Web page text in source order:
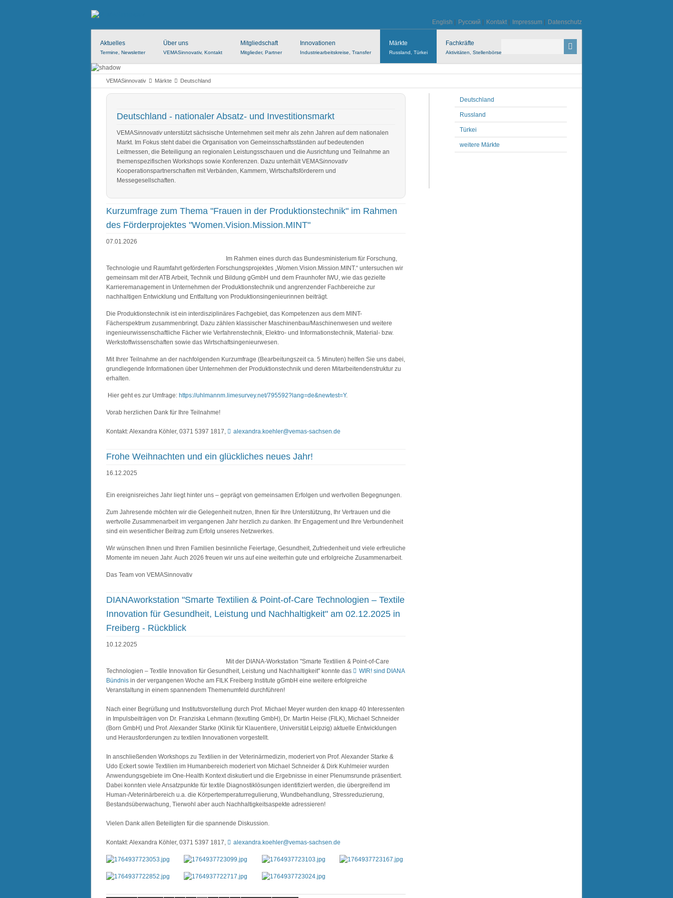
English Русский Kontakt Impressum Datenschutz
Aktuelles
Termine, Newsletter
Über uns
VEMASinnovativ, Kontakt
Mitgliedschaft
Mitglieder, Partner
Innovationen
Industriearbeitskreise, Transfer
Märkte
Russland, Türkei
Fachkräfte
Aktivitäten, Stellenbörse
VEMASinnovativ Märkte Deutschland
Deutschland - nationaler Absatz- und Investitionsmarkt
VEMASinnovativunterstützt sächsische Unternehmen seit mehr als zehn Jahren auf dem nationalen
Markt. Im Fokus steht dabei die Organisation von Gemeinsschaftsständen auf bedeutenden
Leitmessen, die Beteiligung an regionalen Leistungsschauen und die Ausrichtung und Teilnahme an
themenspezifischen Workshops sowie Konferenzen. Dazu unterhält VEMASinnovativ
Kooperationspartnerschaften mit Verbänden, Kammern, Wirtschaftsförderern und
Messegesellschaften.
Kurzumfrage zum Thema "Frauen in der Produktionstechnik" im Rahmen
des Förderprojektes "Women.Vision.Mission.MINT"
07.01.2026
Im Rahmen eines durch das Bundesministerium für Forschung,
Technologie und Raumfahrt geförderten Forschungsprojektes „Women.Vision.Mission.MINT.“ untersuchen wir
gemeinsam mit der ATB Arbeit, Technik und Bildung gGmbH und dem Fraunhofer IWU, wie das gezielte
Karrieremanagement in Unternehmen der Produktionstechnik und angrenzender Fachbereiche zur
nachhaltigen Entwicklung und Entfaltung von Produktionsingenieurinnen beiträgt.
Die Produktionstechnik ist ein interdisziplinäres Fachgebiet, das Kompetenzen aus dem MINT-
Fächerspektrum zusammenbringt. Dazu zählen klassischer Maschinenbau/Maschinenwesen und weitere
ingenieurwissenschaftliche Fächer wie Verfahrenstechnik, Elektro- und Informationstechnik, Material- bzw.
Werkstoffwissenschaften sowie das Wirtschaftsingenieurwesen.
Mit Ihrer Teilnahme an der nachfolgenden Kurzumfrage (Bearbeitungszeit ca. 5 Minuten) helfen Sie uns dabei,
grundlegende Informationen über Unternehmen der Produktionstechnik und deren Mitarbeitendenstruktur zu
erhalten.
Hier geht es zur Umfrage: https://uhlmannm.limesurvey.net/795592?lang=de&newtest=Y.
Vorab herzlichen Dank für Ihre Teilnahme!
Kontakt: Alexandra Köhler, 0371 5397 1817, alexandra.koehler@vemas-sachsen.de
Frohe Weihnachten und ein glückliches neues Jahr!
16.12.2025
Ein ereignisreiches Jahr liegt hinter uns – geprägt von gemeinsamen Erfolgen und wertvollen Begegnungen.
Zum Jahresende möchten wir die Gelegenheit nutzen, Ihnen für Ihre Unterstützung, Ihr Vertrauen und die
wertvolle Zusammenarbeit im vergangenen Jahr herzlich zu danken. Ihr Engagement und Ihre Verbundenheit
sind ein wesentlicher Beitrag zum Erfolg unseres Netzwerkes.
Wir wünschen Ihnen und Ihren Familien besinnliche Feiertage, Gesundheit, Zufriedenheit und viele erfreuliche
Momente im neuen Jahr. Auch 2026 freuen wir uns auf eine weiterhin gute und erfolgreiche Zusammenarbeit.
Das Team von VEMASinnovativ
DIANAworkstation "Smarte Textilien & Point-of-Care Technologien – Textile
Innovation für Gesundheit, Leistung und Nachhaltigkeit" am 02.12.2025 in
Freiberg - Rückblick
10.12.2025
Mit der DIANA-Workstation "Smarte Textilien & Point-of-Care
Technologien – Textile Innovation für Gesundheit, Leistung und Nachhaltigkeit" konnte das
WIR! sind DIANA
Bündnis in der vergangenen Woche am FILK Freiberg Institute gGmbH eine weitere erfolgreiche
Veranstaltung in einem spannendem Themenumfeld durchführen!
Nach einer Begrüßung und Institutsvorstellung durch Prof. Michael Meyer wurden den knapp 40 Interessenten
in Impulsbeiträgen von Dr. Franziska Lehmann (texutling GmbH), Dr. Martin Heise (FILK), Michael Schneider
(Born GmbH) und Prof. Alexander Starke (Klinik für Klauentiere, Universität Leipzig) aktuelle Entwicklungen
und Herausforderungen zu textilen Innovationen vorgestellt.
In anschließenden Workshops zu Textilien in der Veterinärmedizin, moderiert von Prof. Alexander Starke &
Udo Eckert sowie Textilien im Humanbereich moderiert von Michael Schneider & Dirk Kuhlmeier wurden
Anwendungsgebiete im One-Health Kontext diskutiert und die Ergebnisse in einer Plenumsrunde präsentiert.
Dabei konnten viele Ansatzpunkte für textile Diagnostiklösungen identifiziert werden, die übergreifend im
Human-/Veterinärbereich u.a. die Körpertemperaturregulierung, Wundbehandlung, Stressreduzierung,
Bestandsüberwachung, Tierwohl aber auch Nachhaltigkeitsaspekte adressieren!
Vielen Dank allen Beteiligten für die spannende Diskussion.
Kontakt: Alexandra Köhler, 0371 5397 1817, alexandra.koehler@vemas-sachsen.de
Deutschland
Russland
Türkei
weitere Märkte